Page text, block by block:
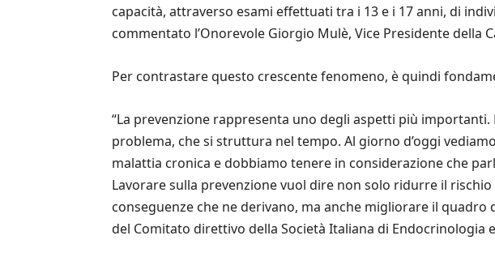
capacità, attraverso esami effettuati tra i 13 e i 17 anni, di
commentato l’Onorevole Giorgio Mulè, Vice Presidente della
Per contrastare questo crescente fenomeno, è quindi
“La prevenzione rappresenta uno degli aspetti più
problema, che si struttura nel tempo. Al giorno d’oggi
malattia cronica e dobbiamo tenere in considerazione che
Lavorare sulla prevenzione vuol dire non solo ridurre il
conseguenze che ne derivano, ma anche migliorare il
del Comitato direttivo della Società Italiana di Endocrinologia